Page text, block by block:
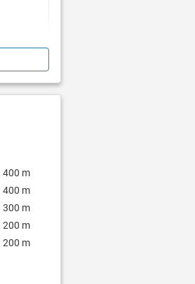
400 m
400 m
300 m
200 m
200 m